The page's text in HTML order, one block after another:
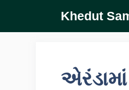
content
Khedut